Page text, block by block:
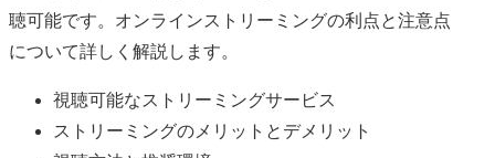
聴可能です。オンラインストリーミングの利点と注意点
について詳しく解説します。
視聴可能なストリーミングサービス
ストリーミングのメリットとデメリット